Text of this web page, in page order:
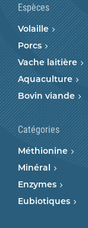
Espèces
Volaille
Porcs
Vache laitière
Aquaculture
Bovin viande
Catégories
Méthionine
Minéral
Enzymes
Eubiotiques